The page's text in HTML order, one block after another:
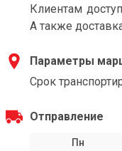
Клиентам
А также
Параметры
Срок
Отправление
Пн